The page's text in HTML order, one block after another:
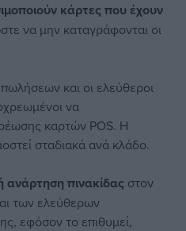
κάρτες που έχουν
να μην καταγράφονται οι
πωλήσεων και οι ελεύθεροι
να
καρτών POS. Η
σταδιακά ανά κλάδο.
ανάρτηση πινακίδας στον
των ελεύθερων
εφόσον το επιθυμεί,